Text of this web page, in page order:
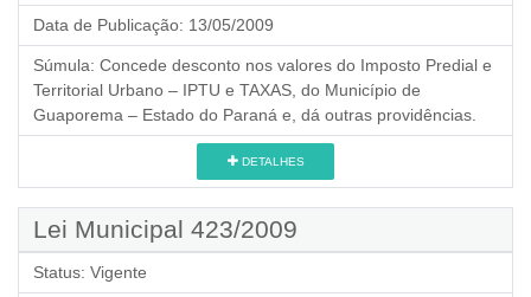
Data de Publicação: 13/05/2009
Súmula: Concede desconto nos valores do Imposto Predial e
Territorial Urbano – IPTU e TAXAS, do Município de
Guaporema – Estado do Paraná e, dá outras providências.
DETALHES
Lei Municipal 423/2009
Status: Vigente